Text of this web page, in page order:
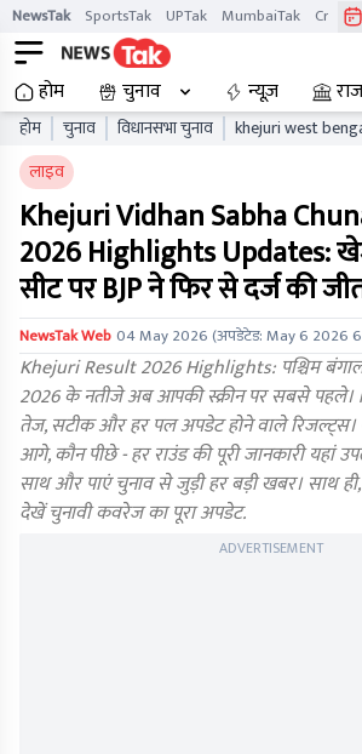
NewsTak SportsTak UPTak MumbaiTak CrimeTak
होम चुनाव न्यूज़
होम चुनाव विधानसभा चुनाव
khejuri west
लाइव
Khejuri Vidhan Sabha
2026 Highlights Updates:
सीट पर BJP ने फिर से दर्ज की
NewsTak Web04 May 2026(अपडेटेड:May 6 2026
Khejuri Result 2026 Highlights: पश्चिम
2026 के नतीजे अब आपकी स्क्रीन पर सबसे पहले।
तेज, सटीक और हर पल अपडेट होने वाले रिजल्ट्स।
आगे, कौन पीछे - हर राउंड की पूरी जानकारी यहां
साथ और पाएं चुनाव से जुड़ी हर बड़ी खबर। साथ
देखें चुनावी कवरेज का पूरा अपडेट.
ADVERTISEMENT